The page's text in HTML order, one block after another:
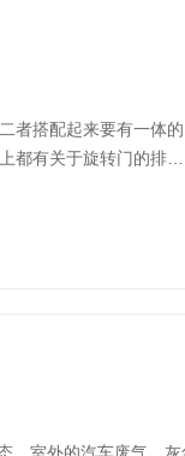
者搭配起来要有一体的
都有关于旋转门的排
就有很多，有手...